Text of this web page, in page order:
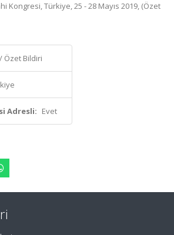
Kongresi, Türkiye, 25 - 28 Mayıs 2019, (Özet
Özet Bildiri
Adresli: Evet